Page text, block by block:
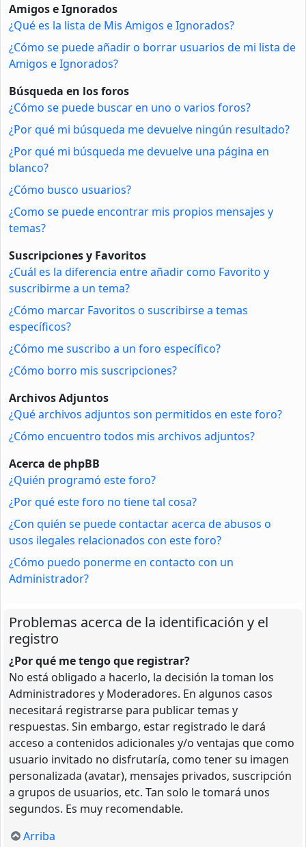
Amigos e Ignorados
¿Qué es la lista de Mis Amigos e Ignorados?
¿Cómo se puede añadir o borrar usuarios de mi lista de
Amigos e Ignorados?
Búsqueda en los foros
¿Cómo se puede buscar en uno o varios foros?
¿Por qué mi búsqueda me devuelve ningún resultado?
¿Por qué mi búsqueda me devuelve una página en
blanco?
¿Cómo busco usuarios?
¿Como se puede encontrar mis propios mensajes y
temas?
Suscripciones y Favoritos
¿Cuál es la diferencia entre añadir como Favorito y
suscribirme a un tema?
¿Cómo marcar Favoritos o suscribirse a temas
específicos?
¿Cómo me suscribo a un foro específico?
¿Cómo borro mis suscripciones?
Archivos Adjuntos
¿Qué archivos adjuntos son permitidos en este foro?
¿Cómo encuentro todos mis archivos adjuntos?
Acerca de phpBB
¿Quién programó este foro?
¿Por qué este foro no tiene tal cosa?
¿Con quién se puede contactar acerca de abusos o
usos ilegales relacionados con este foro?
¿Cómo puedo ponerme en contacto con un
Administrador?
Problemas acerca de la identificación y el
registro
¿Por qué me tengo que registrar?
No está obligado a hacerlo, la decisión la toman los
Administradores y Moderadores. En algunos casos
necesitará registrarse para publicar temas y
respuestas. Sin embargo, estar registrado le dará
acceso a contenidos adicionales y/o ventajas que como
usuario invitado no disfrutaría, como tener su imagen
personalizada (avatar), mensajes privados, suscripción
a grupos de usuarios, etc. Tan solo le tomará unos
segundos. Es muy recomendable.
Arriba